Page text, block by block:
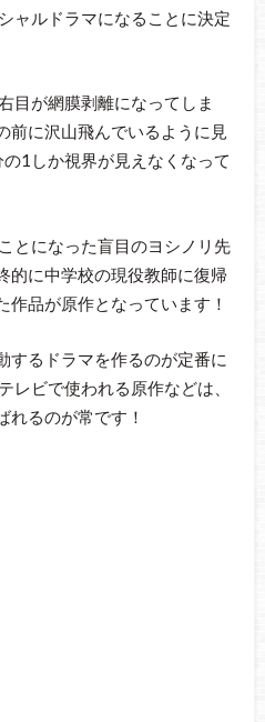
ャルドラマになることに決定
目が網膜剥離になってしま
前に沢山飛んでいるように見
1しか視界が見えなくなって
とになった盲目のヨシノリ先
的に中学校の現役教師に復帰
品が原作となっています！
するドラマを作るのが定番に
レビで使われる原作などは、
れるのが常です！